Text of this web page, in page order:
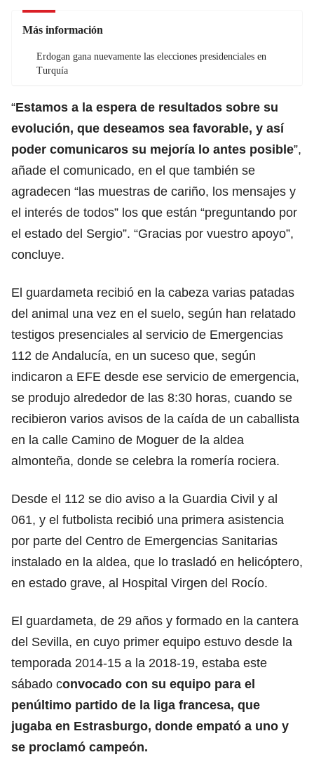
Más información
Erdogan gana nuevamente las elecciones presidenciales en
Turquía
“Estamos a la espera de resultados sobre su
evolución, que deseamos sea favorable, y así
poder comunicaros su mejoría lo antes posible”,
añade el comunicado, en el que también se
agradecen “las muestras de cariño, los mensajes y
el interés de todos” los que están “preguntando por
el estado del Sergio”. “Gracias por vuestro apoyo”,
concluye.
El guardameta recibió en la cabeza varias patadas
del animal una vez en el suelo, según han relatado
testigos presenciales al servicio de Emergencias
112 de Andalucía, en un suceso que, según
indicaron a EFE desde ese servicio de emergencia,
se produjo alrededor de las 8:30 horas, cuando se
recibieron varios avisos de la caída de un caballista
en la calle Camino de Moguer de la aldea
almonteña, donde se celebra la romería rociera.
Desde el 112 se dio aviso a la Guardia Civil y al
061, y el futbolista recibió una primera asistencia
por parte del Centro de Emergencias Sanitarias
instalado en la aldea, que lo trasladó en helicóptero,
en estado grave, al Hospital Virgen del Rocío.
El guardameta, de 29 años y formado en la cantera
del Sevilla, en cuyo primer equipo estuvo desde la
temporada 2014-15 a la 2018-19, estaba este
sábado convocado con su equipo para el
penúltimo partido de la liga francesa, que
jugaba en Estrasburgo, donde empató a uno y
se proclamó campeón.